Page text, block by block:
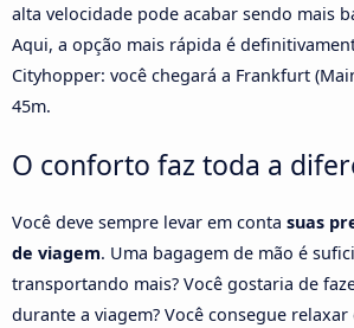
alta velocidade pode acabar sendo mais
Aqui, a opção mais rápida é
Cityhopper: você chegará a Frankfurt
45m.
O conforto faz toda a
Você deve sempre levar em conta suas
de viagem. Uma bagagem de mão é
transportando mais? Você gostaria de
durante a viagem? Você consegue relaxar